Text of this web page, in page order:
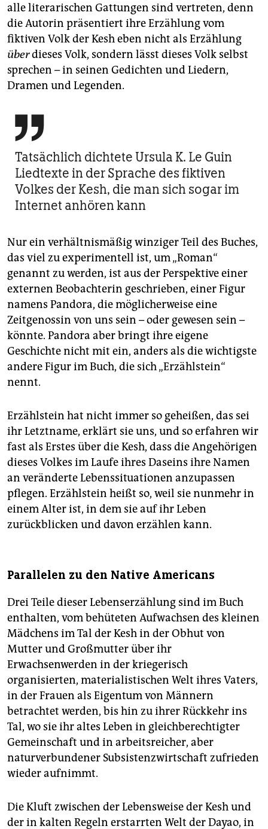
alle literarischen Gattungen sind vertreten, denn
die Autorin präsentiert ihre Erzählung vom
fiktiven Volk der Kesh eben nicht als Erzählung
überdieses Volk, sondern lässt dieses Volk selbst
sprechen – in seinen Gedichten und Liedern,
Dramen und Legenden.

Tatsächlich dichtete Ursula K. Le Guin
Liedtexte in der Sprache des fiktiven
Volkes der Kesh, die man sich sogar im
Internet anhören kann
Nur ein verhältnismäßig winziger Teil des Buches,
das viel zu experimentell ist, um „Roman“
genannt zu werden, ist aus der Perspektive einer
externen Beobachterin geschrieben, einer Figur
namens Pandora, die möglicherweise eine
Zeitgenossin von uns sein – oder gewesen sein –
könnte. Pandora aber bringt ihre eigene
Geschichte nicht mit ein, anders als die wichtigste
andere Figur im Buch, die sich „Erzählstein“
nennt.
Erzählstein hat nicht immer so geheißen, das sei
ihr Letztname, erklärt sie uns, und so erfahren wir
fast als Erstes über die Kesh, dass die Angehörigen
dieses Volkes im Laufe ihres Daseins ihre Namen
an veränderte Lebenssituationen anzupassen
pflegen. Erzählstein heißt so, weil sie nunmehr in
einem Alter ist, in dem sie auf ihr Leben
zurückblicken und davon erzählen kann.
Parallelen zu den Native Americans
Drei Teile dieser Lebenserzählung sind im Buch
enthalten, vom behüteten Aufwachsen des kleinen
Mädchens im Tal der Kesh in der Obhut von
Mutter und Großmutter über ihr
Erwachsenwerden in der kriegerisch
organisierten, materialistischen Welt ihres Vaters,
in der Frauen als Eigentum von Männern
betrachtet werden, bis hin zu ihrer Rückkehr ins
Tal, wo sie ihr altes Leben in gleichberechtigter
Gemeinschaft und in arbeitsreicher, aber
naturverbundener Subsistenzwirtschaft zufrieden
wieder aufnimmt.
Die Kluft zwischen der Lebensweise der Kesh und
der in kalten Regeln erstarrten Welt der Dayao, in